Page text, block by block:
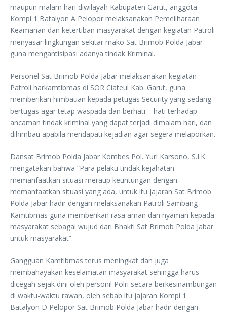
maupun malam hari diwilayah Kabupaten Garut, anggota
Kompi 1 Batalyon A Pelopor melaksanakan Pemeliharaan
Keamanan dan ketertiban masyarakat dengan kegiatan Patroli
menyasar lingkungan sekitar mako Sat Brimob Polda Jabar
guna mengantisipasi adanya tindak Kriminal.
Personel Sat Brimob Polda Jabar melaksanakan kegiatan
Patroli harkamtibmas di SOR Ciateul Kab. Garut, guna
memberikan himbauan kepada petugas Security yang sedang
bertugas agar tetap waspada dan berhati – hati terhadap
ancaman tindak kriminal yang dapat terjadi dimalam hari, dan
dihimbau apabila mendapati kejadian agar segera melaporkan.
Dansat Brimob Polda Jabar Kombes Pol. Yuri Karsono, S.I.K.
mengatakan bahwa “Para pelaku tindak kejahatan
memanfaatkan situasi meraup keuntungan dengan
memanfaatkan situasi yang ada, untuk itu jajaran Sat Brimob
Polda Jabar hadir dengan melaksanakan Patroli Sambang
Kamtibmas guna memberikan rasa aman dan nyaman kepada
masyarakat sebagai wujud dari Bhakti Sat Brimob Polda Jabar
untuk masyarakat”.
Gangguan Kamtibmas terus meningkat dan juga
membahayakan keselamatan masyarakat sehingga harus
dicegah sejak dini oleh personil Polri secara berkesinambungan
di waktu-waktu rawan, oleh sebab itu jajaran Kompi 1
Batalyon D Pelopor Sat Brimob Polda Jabar hadir dengan